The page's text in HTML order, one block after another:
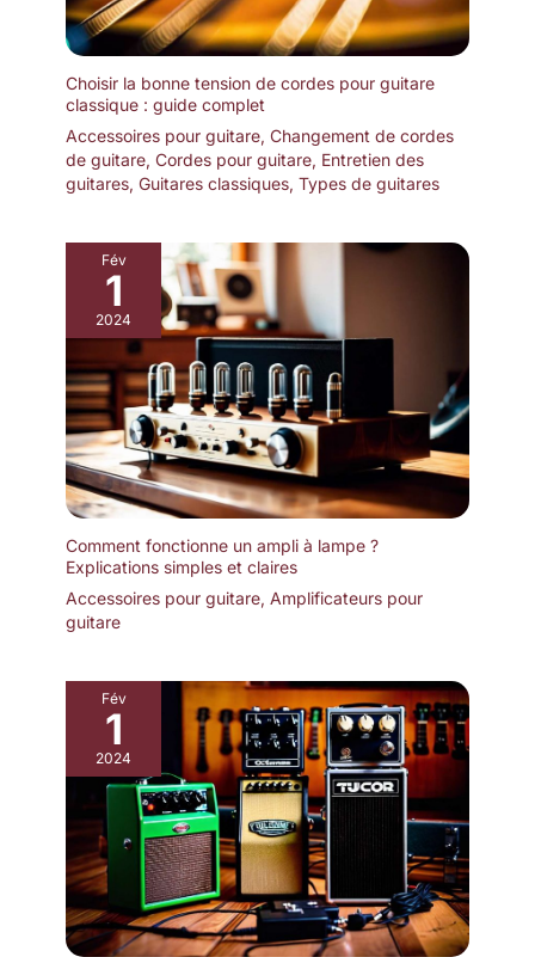
Choisir la bonne tension de cordes pour guitare
classique : guide complet
Accessoires pour guitare, Changement de cordes
de guitare, Cordes pour guitare, Entretien des
guitares, Guitares classiques, Types de guitares
Fév
1
2024
Comment fonctionne un ampli à lampe ?
Explications simples et claires
Accessoires pour guitare, Amplificateurs pour
guitare
Fév
1
2024